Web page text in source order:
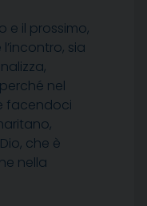
e il prossimo,
sia
nel
facendoci
che è
nella